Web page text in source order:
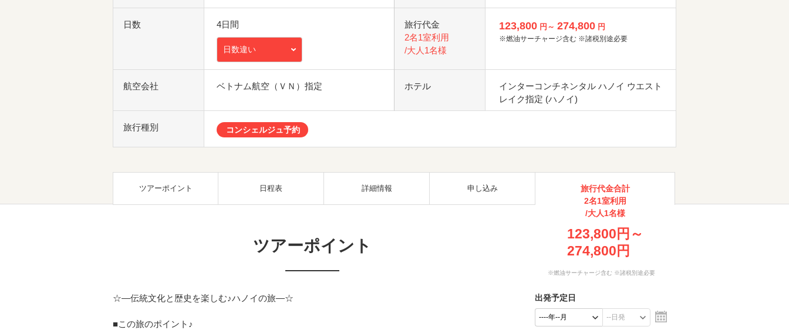
日数 4日間
日数違い
旅行代金
2名1室利用
/大人1名様
123,800 円～ 274,800 円
※燃油サーチャージ含む ※諸税別途必要
航空会社 ベトナム航空（ＶＮ）指定 ホテル
インターコンチネンタル ハノイ ウエスト
レイク指定 (ハノイ)
旅行種別 コンシェルジュ予約
ツアーポイント 日程表 詳細情報 申し込み
ツアーポイント
☆―伝統文化と歴史を楽しむ♪ハノイの旅―☆
■この旅のポイント♪
旅行代金合計
2名1室利用
/大人1名様
123,800円～
274,800円
※燃油サーチャージ含む ※諸税別途必要
出発予定日